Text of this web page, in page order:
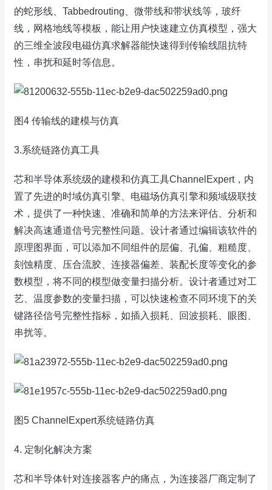
的蛇形线、Tabbedrouting、微带线和带状线等，玻纤
线，网格地线等模板，能让用户快速建立仿真模型，强大
的三维全波段电磁仿真求解器能快速得到传输线阻抗特
性，串扰和延时等信息。
图4 传输线的建模与仿真
3.系统链路仿真工具
芯和半导体系统级的建模和仿真工具ChannelExpert，内
置了先进的时域仿真引擎、电磁场仿真引擎和频域级联技
术，提供了一种快速、准确和简单的方法来评估、分析和
解决高速通道信号完整性问题。设计者通过编辑该软件的
原理图界面，可以添加不同组件的层偏、孔偏、粗糙度、
刻蚀精度、压合流胶、连接器偏差、装配长度等变化的参
数模型，将不同的模型做变量扫描分析。设计者通过对工
艺、温度参数的变量扫描，可以快速检查不同环境下的关
键路径信号完整性指标，如插入损耗、回波损耗、眼图、
串扰等。
图5 ChannelExpert系统链路仿真
4. 定制化解决方案
芯和半导体针对连接器客户的痛点，为连接器厂商定制了